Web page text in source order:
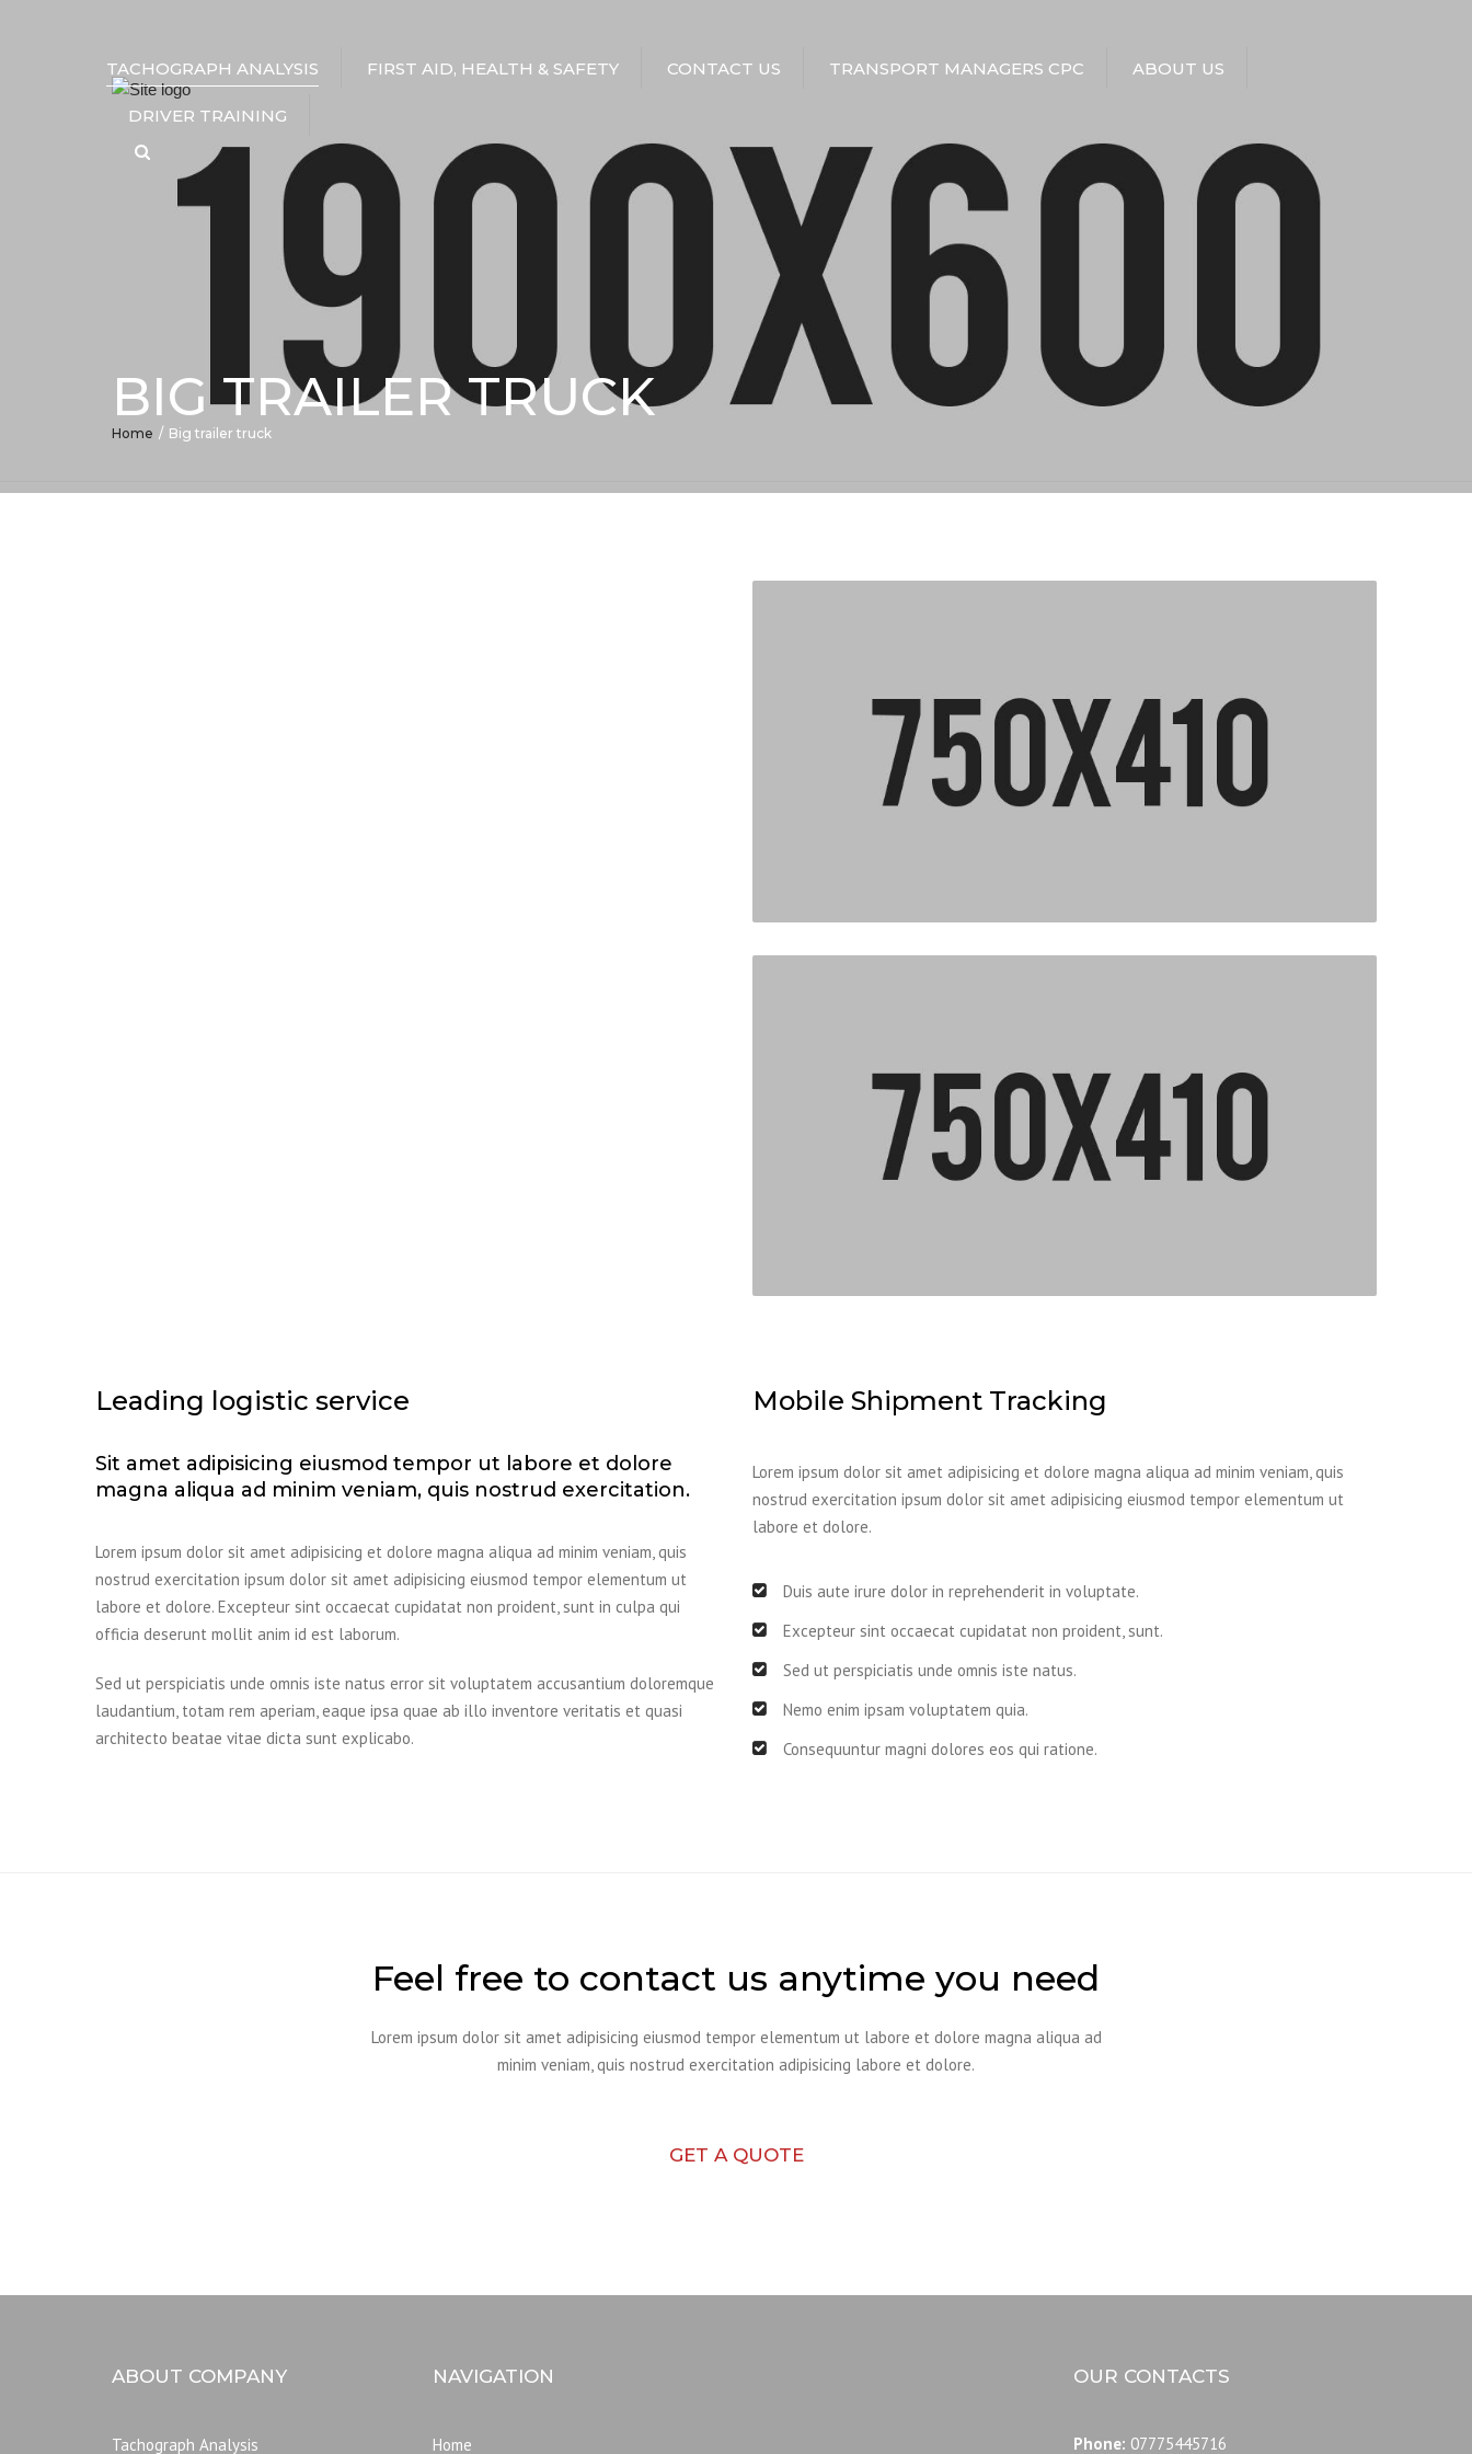
TACHOGRAPH ANALYSIS FIRST AID, HEALTH & SAFETY CONTACT US TRANSPORT MANAGERS CPC ABOUT US
DRIVER TRAINING
BIG TRAILER TRUCK
Home Big trailer truck
Leading logistic service
Sit amet adipisicing eiusmod tempor ut labore et dolore
magna aliqua ad minim veniam, quis nostrud exercitation.
Lorem ipsum dolor sit amet adipisicing et dolore magna aliqua ad minim veniam, quis
nostrud exercitation ipsum dolor sit amet adipisicing eiusmod tempor elementum ut
labore et dolore. Excepteur sint occaecat cupidatat non proident, sunt in culpa qui
officia deserunt mollit anim id est laborum.
Sed ut perspiciatis unde omnis iste natus error sit voluptatem accusantium doloremque
laudantium, totam rem aperiam, eaque ipsa quae ab illo inventore veritatis et quasi
architecto beatae vitae dicta sunt explicabo.
Mobile Shipment Tracking
Lorem ipsum dolor sit amet adipisicing et dolore magna aliqua ad minim veniam, quis
nostrud exercitation ipsum dolor sit amet adipisicing eiusmod tempor elementum ut
labore et dolore.
Duis aute irure dolor in reprehenderit in voluptate.
Excepteur sint occaecat cupidatat non proident, sunt.
Sed ut perspiciatis unde omnis iste natus.
Nemo enim ipsam voluptatem quia.
Consequuntur magni dolores eos qui ratione.
Feel free to contact us anytime you need
Lorem ipsum dolor sit amet adipisicing eiusmod tempor elementum ut labore et dolore magna aliqua ad
minim veniam, quis nostrud exercitation adipisicing labore et dolore.
GET A QUOTE
ABOUT COMPANY
Tachograph Analysis
NAVIGATION
Home
OUR CONTACTS
Phone: 07775445716